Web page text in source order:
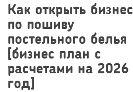
Как открыть бизнес
по пошиву
постельного белья
[бизнес план с
расчетами на 2026
год]